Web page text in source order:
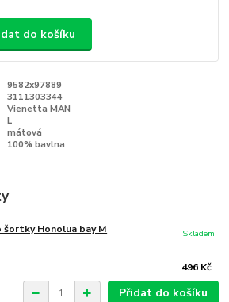
do košíku
9582x97889
3111303344
Vienetta MAN
L
mátová
100% bavlna
šortky Honolua bay M
496 Kč
Skladem
Přidat do košíku